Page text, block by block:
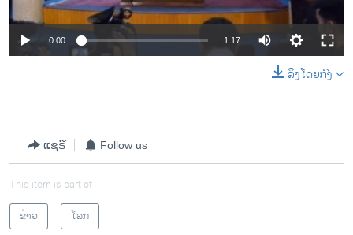
0:00 1:17
ລິງໂດຍກົງ
ແຊຣ໌ Follow us
This item is part of
ຂ່າວ
ໂລກ